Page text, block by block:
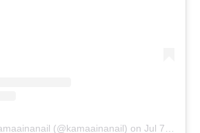
(@kamaainanail) on Jul 7, 2020 at 1:25am PDT